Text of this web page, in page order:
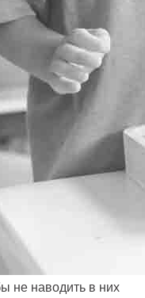
не наводить в них